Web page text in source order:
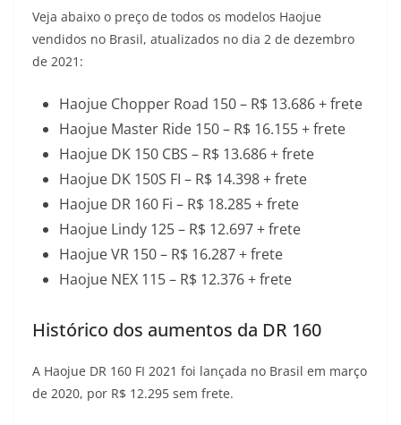
Veja abaixo o preço de todos os modelos Haojue
vendidos no Brasil, atualizados no dia 2 de dezembro
de 2021:
Haojue Chopper Road 150 – R$ 13.686 + frete
Haojue Master Ride 150 – R$ 16.155 + frete
Haojue DK 150 CBS – R$ 13.686 + frete
Haojue DK 150S FI – R$ 14.398 + frete
Haojue DR 160 Fi – R$ 18.285 + frete
Haojue Lindy 125 – R$ 12.697 + frete
Haojue VR 150 – R$ 16.287 + frete
Haojue NEX 115 – R$ 12.376 + frete
Histórico dos aumentos da DR 160
A Haojue DR 160 FI 2021 foi lançada no Brasil em março
de 2020, por R$ 12.295 sem frete.